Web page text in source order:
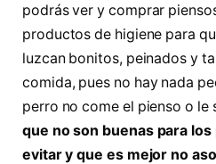
podrás ver y comprar
productos de higiene para
luzcan bonitos, peinados y
comida, pues no hay nada
perro no come el pienso o le
que no son buenas para
evitar y que es mejor no